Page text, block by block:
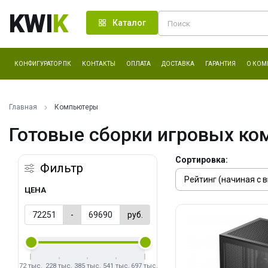
KWIK Каталог
КОНФИГУРАТОР ПК КОНТАКТЫ ОПЛАТА ДОСТАВКА ГАРАНТИЯ О
Главная Компьютеры
Готовые сборки игровых
Фильтр
ЦЕНА
- руб.
72 тыс. 228 тыс. 385 тыс. 541 тыс. 697 тыс.
Сортировка: